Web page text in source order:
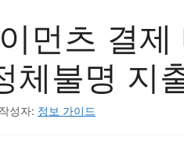
먼츠 결
체불명 지
작성자: 정보 가이드